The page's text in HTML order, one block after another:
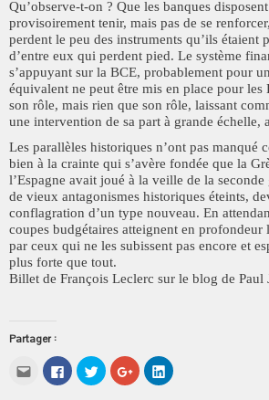
Qu’observe-t-on ? Que les banques
provisoirement tenir, mais pas de se
perdent le peu des instruments qu’ils étaient
d’entre eux qui perdent pied. Le système
s’appuyant sur la BCE, probablement pour
équivalent ne peut être mis en place pour
son rôle, mais rien que son rôle, laissant
une intervention de sa part à grande échelle,
Les parallèles historiques n’ont pas manqué
bien à la crainte qui s’avère fondée que la
l’Espagne avait joué à la veille de la
de vieux antagonismes historiques éteints,
conflagration d’un type nouveau. En
coupes budgétaires atteignent en
par ceux qui ne les subissent pas encore et
plus forte que tout.
Billet de François Leclerc sur le blog de
Partager :
Cliquez
pour
envoyer
Cliquez
pour
partager
Cliquez
pour
partager
Cliquez
pour
partager
Cliquez
pour